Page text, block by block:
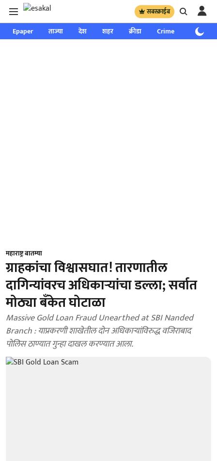
सबस्क्राईब
Epaper ताज्या देश शहर क्रीडा Crime साप्ताहिक
महाराष्ट्र बातम्या
ग्राहकांचा विश्वासघात! तारणातील
दागिन्यांवरच अधिकाऱ्यांचा डल्ला; सर्वात
मोठ्या बँकेत घोटाळा
Massive Gold Loan Fraud Unearthed at SBI Nanded
Branch : याप्रकरणी शाखेतील दोन अधिकाऱ्यांविरुद्ध वजिराबाद
पोलिस ठाण्यात गुन्हा दाखल करण्यात आला.